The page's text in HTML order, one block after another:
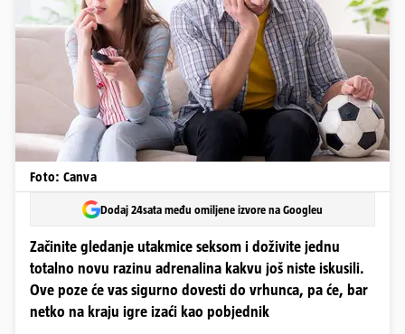
Foto: Canva
Dodaj 24sata među omiljene izvore na Googleu
Začinite gledanje utakmice seksom i doživite jednu
totalno novu razinu adrenalina kakvu još niste iskusili.
Ove poze će vas sigurno dovesti do vrhunca, pa će, bar
netko na kraju igre izaći kao pobjednik